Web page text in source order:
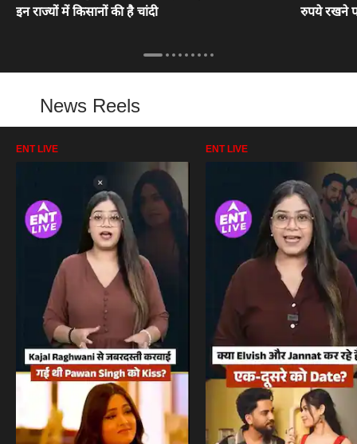
इन राज्यों में किसानों की है चांदी
रुपये रखने
News Reels
ENT LIVE ENT LIVE